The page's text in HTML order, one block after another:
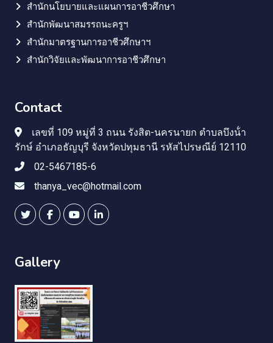
สำนักนโยบายและแผนการอาชีวศึกษา
สำนักพัฒนาสมรรถนะครูฯ
สำนักมาตรฐานการอาชีวศึกษาฯ
สำนักวิจัยและพัฒนาการอาชีวศึกษา
Contact
เลขที่ 109 หมู่ที่ 3 ถนน รังสิต-นครนายก ตําบลบึงน้ํา
รักษ์ อําเภอธัญบุรี จังหวัดปทุมธานี รหัสไปรษณีย์ 12110
02-5467185-6
thanya_vec@hotmail.com
Gallery